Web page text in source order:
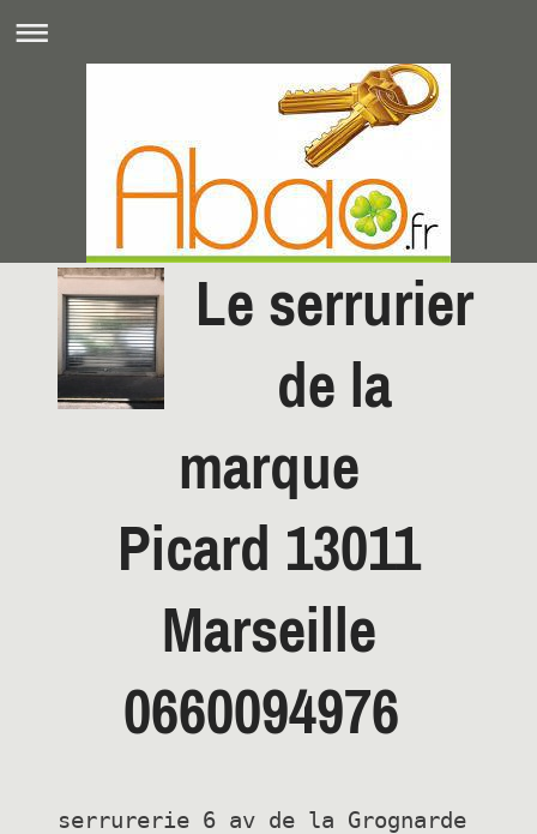
Le serrurier
de la
marque
Picard 13011
Marseille
0660094976
serrurerie 6 av de la Grognarde